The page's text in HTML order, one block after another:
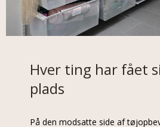
Hver ting har fået
plads
På den modsatte side af